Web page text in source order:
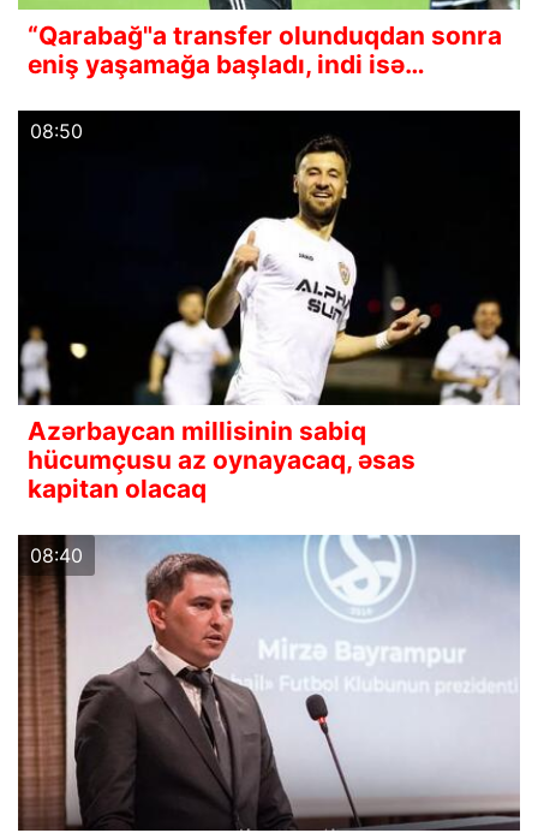
“Qarabağ"a transfer olunduqdan sonra
eniş yaşamağa başladı, indi isə…
08:50
Azərbaycan millisinin sabiq
hücumçusu az oynayacaq, əsas
kapitan olacaq
08:40